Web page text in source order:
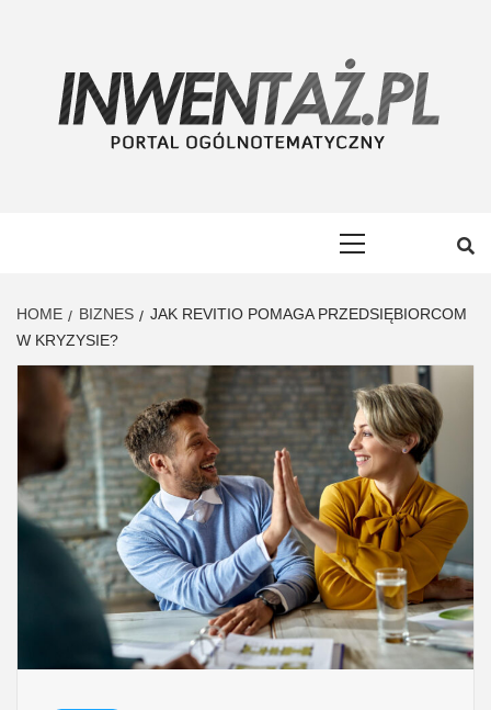
HOME BIZNES
JAK REVITIO POMAGA PRZEDSIĘBIORCOM
W KRYZYSIE?